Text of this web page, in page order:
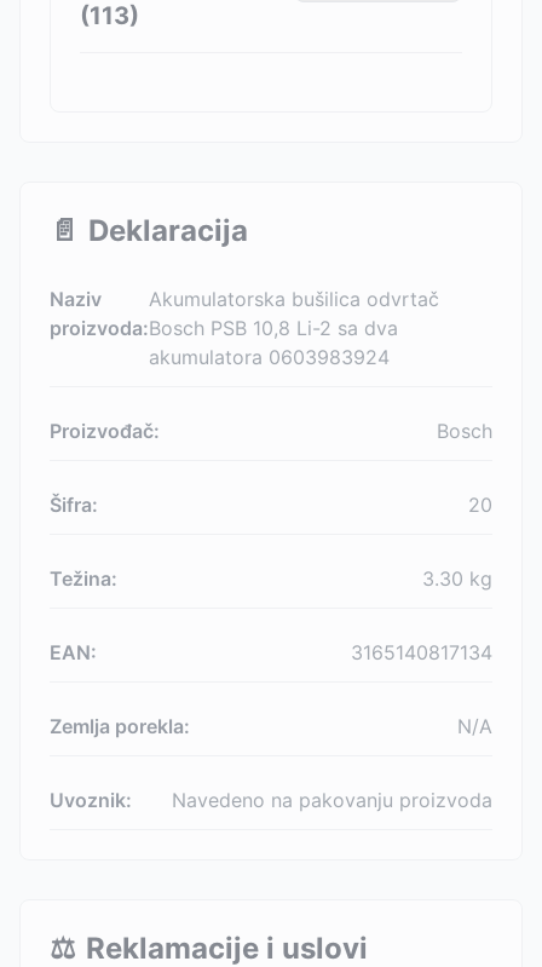
(113)
📄 Deklaracija
Naziv
proizvoda:
Akumulatorska bušilica odvrtač
Bosch PSB 10,8 Li-2 sa dva
akumulatora 0603983924
Proizvođač: Bosch
Šifra: 20
Težina: 3.30 kg
EAN: 3165140817134
Zemlja porekla: N/A
Uvoznik: Navedeno na pakovanju proizvoda
⚖️ Reklamacije i uslovi